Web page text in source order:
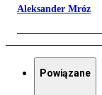
Aleksander Mróz
Powiązane